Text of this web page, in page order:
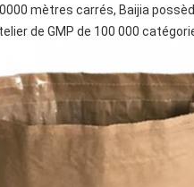
mètres carrés, Baijia
de GMP de 100 000